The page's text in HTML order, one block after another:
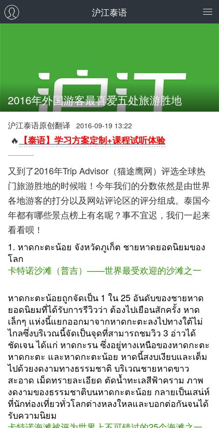
沪江泰语
2016年外国游客最喜爱五处旅游胜地
沪江泰语原创翻译 2016-09-19 13:22
🔥 【泰语】学习方案定制+课程试听体验
又到了2016年Trip Advisor（猫途鹰网）评选全球热
门旅游胜地的时候啦！今年我们的分数依然是由世界
各地游客的打分以及网站评论区的评分组成。泰国今
年都有哪些景点榜上有名呢？事不宜迟，我们一起来
看看呗！
1. หาดกะตะน้อย จังหวัดภูเก็ต ชายหาดยอดนิยมของ
โลก
卡特诺沙滩（普吉）——世界最受欢迎的沙滩之一
หาดกะตะน้อยถูกจัดเป็น 1 ใน 25 อันดับของชายหาด
ยอดนิยมที่ได้รับการรีวิวว่า ต้องไปเยือนสักครั้ง หาด
เล็กๆ แห่งนี้แยกออกมาจากหาดกะตะลงไปทางใต้ไม่
ไกลซึ่งบริเวณนี้จัดเป็นจุดที่สามารถชมวิว 3 อ่าวได้
ชัดเจน ได้แก่ หาดกะรน ซึ่งอยู่ทางเหนือของหาดกะตะ
หาดกะตะ และหาดกะตะน้อย หาดนี้สงบเงียบและเต็ม
ไปด้วยงดงามทางธรรมชาติ บริเวณชายหาดขาว
สะอาด เม็ดทรายละเอียด ตัดน้ำทะเลสีฟ้าคราม ภาพ
งดงามของธรรมชาติบนหาดกะตะน้อย กลายเป็นเสน่ห์
ที่นักท่องเที่ยวทั่วโลกต่างหลงใหลและบอกต่อกันจนได้
รับความนิยม